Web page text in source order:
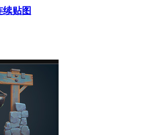
贴图